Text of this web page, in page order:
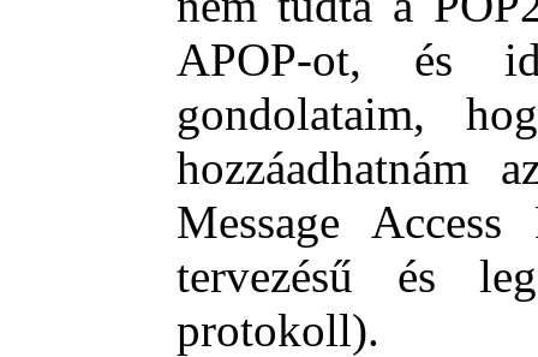
APOP-ot, és
gondolataim,
hozzáadhatnám
Message
tervezésű és
protokoll).